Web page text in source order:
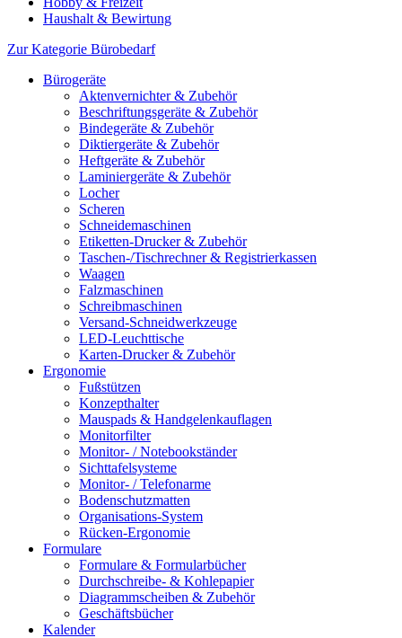
Haushalt & Bewirtung
Zur Kategorie Bürobedarf
Bürogeräte
Aktenvernichter & Zubehör
Beschriftungsgeräte & Zubehör
Bindegeräte & Zubehör
Diktiergeräte & Zubehör
Heftgeräte & Zubehör
Laminiergeräte & Zubehör
Locher
Scheren
Schneidemaschinen
Etiketten-Drucker & Zubehör
Taschen-/Tischrechner & Registrierkassen
Waagen
Falzmaschinen
Schreibmaschinen
Versand-Schneidwerkzeuge
LED-Leuchttische
Karten-Drucker & Zubehör
Ergonomie
Fußstützen
Konzepthalter
Mauspads & Handgelenkauflagen
Monitorfilter
Monitor- / Notebookständer
Sichttafelsysteme
Monitor- / Telefonarme
Bodenschutzmatten
Organisations-System
Rücken-Ergonomie
Formulare
Formulare & Formularbücher
Durchschreibe- & Kohlepapier
Diagrammscheiben & Zubehör
Geschäftsbücher
Kalender